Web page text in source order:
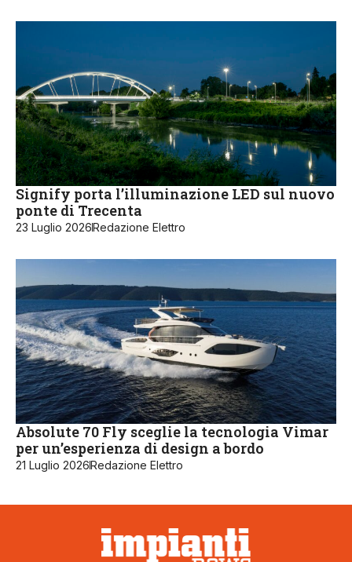
Signify porta l’illuminazione LED sul nuovo
ponte di Trecenta
23 Luglio 2026Redazione Elettro
Absolute 70 Fly sceglie la tecnologia Vimar
per un’esperienza di design a bordo
21 Luglio 2026Redazione Elettro